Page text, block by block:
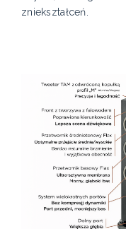
zniekształceń.